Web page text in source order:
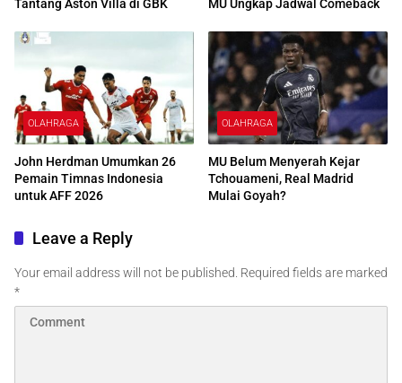
Tantang Aston Villa di GBK
MU Ungkap Jadwal Comeback
OLAHRAGA
John Herdman Umumkan 26
Pemain Timnas Indonesia
untuk AFF 2026
OLAHRAGA
MU Belum Menyerah Kejar
Tchouameni, Real Madrid
Mulai Goyah?
Leave a Reply
Your email address will not be published. Required fields are marked
*